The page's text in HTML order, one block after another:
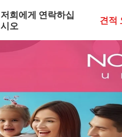
저희에게 연락하십
시오
견적